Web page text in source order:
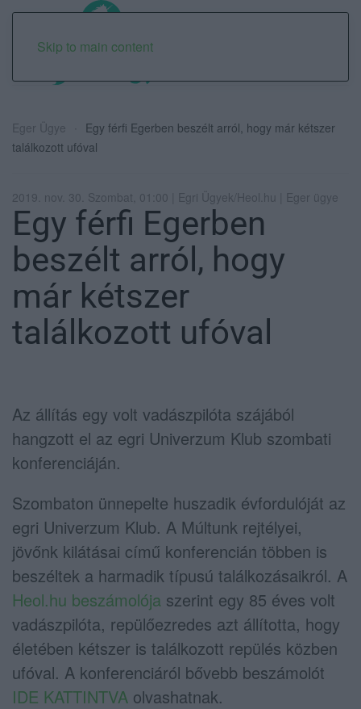
Skip to main content
Eger Ügye
Egy férfi Egerben beszélt arról, hogy már kétszer
találkozott ufóval
2019. nov. 30. Szombat, 01:00 | Egri Ügyek/Heol.hu | Eger ügye
Egy férfi Egerben
beszélt arról, hogy
már kétszer
találkozott ufóval
Az állítás egy volt vadászpilóta szájából
hangzott el az egri Univerzum Klub szombati
konferenciáján.
Szombaton ünnepelte huszadik évfordulóját az
egri Univerzum Klub. A Múltunk rejtélyei,
jövőnk kilátásai című konferencián többen is
beszéltek a harmadik típusú találkozásaikról. A
Heol.hu beszámolója szerint egy 85 éves volt
vadászpilóta, repülőezredes azt állította, hogy
életében kétszer is találkozott repülés közben
ufóval. A konferenciáról bővebb beszámolót
IDE KATTINTVA olvashatnak.